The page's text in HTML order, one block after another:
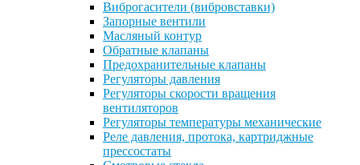
Виброгасители (вибровставки)
Запорные вентили
Масляный контур
Обратные клапаны
Предохранительные клапаны
Регуляторы давления
Регуляторы скорости вращения
вентиляторов
Регуляторы температуры механические
Реле давления, протока, картриджные
прессостаты